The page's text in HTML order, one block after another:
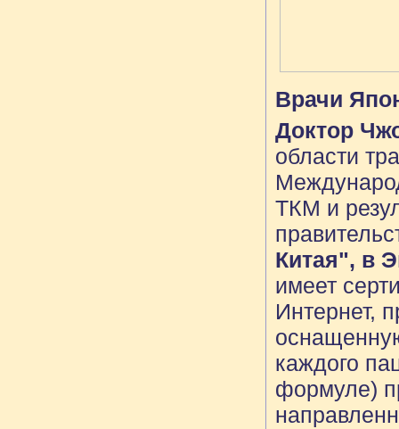
Врачи
Доктор
области
ТКМ и
Китая", в
имеет
Интернет,
каждого
формуле)